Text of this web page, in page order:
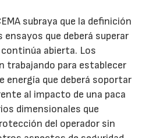
subraya que la definición
que deberá superar
abierta. Los
trabajando para establecer
energía que deberá soportar
al impacto de una paca
dimensionales que
del operador sin